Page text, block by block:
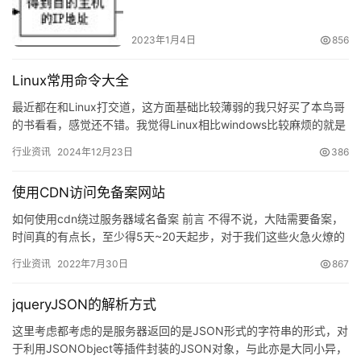
2023年1月4日 856
Linux常用命令大全
最近都在和Linux打交道，这方面基础比较薄弱的我只好买了本鸟哥
的书看看，感觉还不错。我觉得Linux相比windows比较麻烦的就是
行业资讯 2024年12月23日 386
使用CDN访问免备案网站
如何使用cdn绕过服务器域名备案 前言 不得不说，大陆需要备案，
时间真的有点长，至少得5天~20天起步，对于我们这些火急火燎的
行业资讯 2022年7月30日 867
jqueryJSON的解析方式
这里考虑都考虑的是服务器返回的是JSON形式的字符串的形式，对
于利用JSONObject等插件封装的JSON对象，与此亦是大同小异，